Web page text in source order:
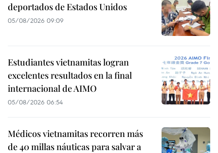
deportados de Estados Unidos
05/08/2026 09:09
Estudiantes vietnamitas logran
excelentes resultados en la final
internacional de AIMO
05/08/2026 06:54
Médicos vietnamitas recorren más
de 40 millas náuticas para salvar a